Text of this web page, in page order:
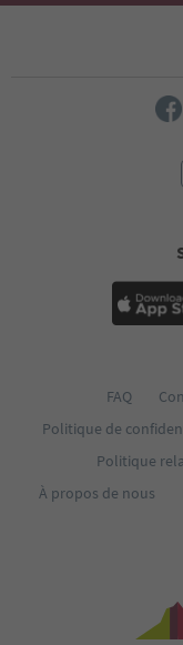
FAQ
Politique de
Politique
À propos de nous